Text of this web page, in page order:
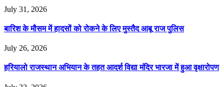
July 31, 2026
बारिश के मौसम में हादसों को रोकने के लिए मुस्तैद आबू राज पुलिस
July 26, 2026
हरियालो राजस्थान अभियान के तहत आदर्श विद्या मंदिर भारजा में हुआ वृक्षारोपण